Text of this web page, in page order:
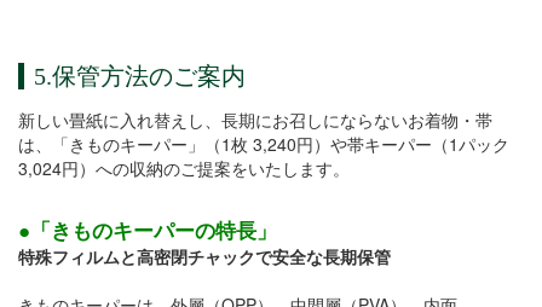
5.保管方法のご案内
新しい畳紙に入れ替えし、長期にお召しにならないお着物・帯
は、「きものキーパー」（1枚 3,240円）や帯キーパー（1パック
3,024円）への収納のご提案をいたします。
●「きものキーパーの特長」
特殊フィルムと高密閉チャックで安全な長期保管